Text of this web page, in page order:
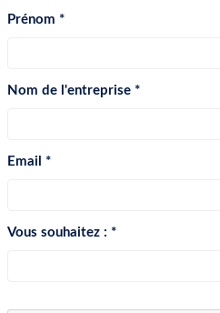
Prénom
Nom de l'entreprise
Email
Vous souhaitez :